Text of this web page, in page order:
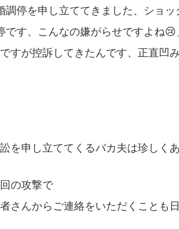
調停を申し立ててきました、ショッ
です、こんなの嫌がらせですよね😢
すが控訴してきたんです、正直凹
を申し立ててくるバカ夫は珍しく
の攻撃で
さんからご連絡をいただくことも